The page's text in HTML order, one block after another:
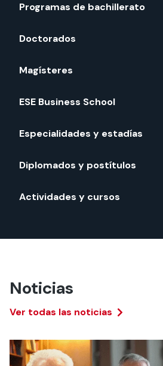
Programas de bachillerato
Doctorados
Magísteres
ESE Business School
Especialidades y estadías
Diplomados y postítulos
Actividades y cursos
Noticias
Ver todas las noticias